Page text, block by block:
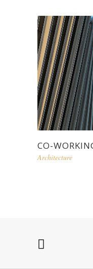
CO-
Architecture